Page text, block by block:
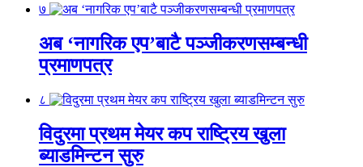
७
अब ‘नागरिक एप’बाटै पञ्जीकरणसम्बन्धी
प्रमाणपत्र
८
विदुरमा प्रथम मेयर कप राष्ट्रिय खुला
ब्याडमिन्टन सुरु